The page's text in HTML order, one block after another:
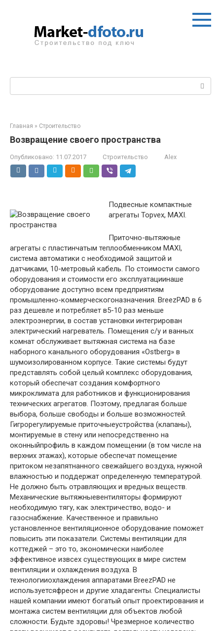
Поиск:
Главная » Строительство
Возвращение своего пространства
Опубликовано: 11.07.2017 Строительство Alex
Подвесные компактные
агрегаты Topvex, MAXI.
Приточно-вытяжные
агрегаты с пластинчатым теплообменником MAXI,
система автоматики с необходимой защитой и
датчиками, 10-метровый кабель. По стоимости самого
оборудования и стоимости его эксплуатациинаше
оборудование доступно всем предприятиям
промышленно-коммерческогоназначения. BreezPAD в 6
раз дешевле и потребляет в5-10 раз меньше
электроэнергии, в состав установки интегрирован
электрический нагреватель. Помещения с/у и ванных
комнат обслуживает вытяжная система на базе
наборного канального оборудования «Ostberg» в
шумоизолированном корпусе. Такие системы будут
представлять собой целый комплекс оборудования,
который обеспечат создания комфортного
микроклимата для работников и функционирования
технических агрегатов. Поэтому, предлагая больше
выбора, больше свободы и больше возможностей.
Гигрорегулируемые приточныеустройства (клапаны),
монтируемые в стену или непосредственно на
оконныйпрофиль в каждом помещении (в том числе на
верхних этажах), которые обеспечат помещение
притоком незапятнанного свежайшего воздуха, нужной
влажностью и поддержат определенную температурой.
Не должно быть отравляющих и вредных веществ.
Механические вытяжныевентиляторы формируют
необходимую тягу, как электричество, водо- и
газоснабжение. Качественное и правильно
установленное вентиляционное оборудование поможет
повысить эти показатели. Системы вентиляции для
коттеджей – это то, экономически наиболее
эффективное извсех существующих в мире систем
вентиляции и охлаждения воздуха. В
технологииохлаждения аппаратами BreezPAD не
используетсяфреон и другие хладагенты. Специалисты
нашей компании имеют богатый опыт проектирования и
монтажа систем вентиляции для объектов любой
сложности. Будьте здоровы! Чрезмерное количество